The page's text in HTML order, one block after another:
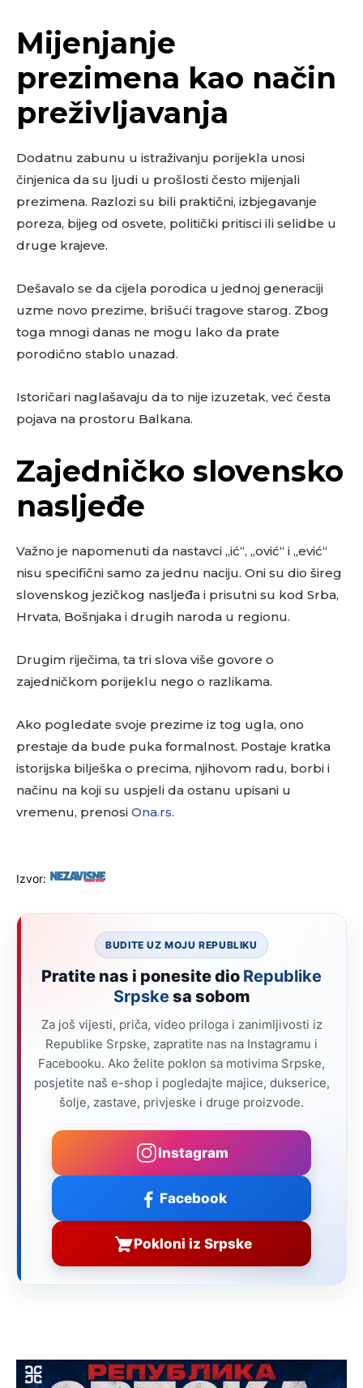
Mijenjanje
prezimena kao način
preživljavanja
Dodatnu zabunu u istraživanju porijekla unosi
činjenica da su ljudi u prošlosti često mijenjali
prezimena. Razlozi su bili praktični, izbjegavanje
poreza, bijeg od osvete, politički pritisci ili selidbe u
druge krajeve.
Dešavalo se da cijela porodica u jednoj generaciji
uzme novo prezime, brišući tragove starog. Zbog
toga mnogi danas ne mogu lako da prate
porodično stablo unazad.
Istoričari naglašavaju da to nije izuzetak, već česta
pojava na prostoru Balkana.
Zajedničko slovensko
nasljeđe
Važno je napomenuti da nastavci „ić“, „ović“ i „ević“
nisu specifični samo za jednu naciju. Oni su dio šireg
slovenskog jezičkog nasljeđa i prisutni su kod Srba,
Hrvata, Bošnjaka i drugih naroda u regionu.
Drugim riječima, ta tri slova više govore o
zajedničkom porijeklu nego o razlikama.
Ako pogledate svoje prezime iz tog ugla, ono
prestaje da bude puka formalnost. Postaje kratka
istorijska bilješka o precima, njihovom radu, borbi i
načinu na koji su uspjeli da ostanu upisani u
vremenu, prenosi Ona.rs.
Izvor:
BUDITE UZ MOJU REPUBLIKU
Pratite nas i ponesite dio Republike
Srpskesa sobom
Za još vijesti, priča, video priloga i zanimljivosti iz
Republike Srpske, zapratite nas na Instagramu i
Facebooku. Ako želite poklon sa motivima Srpske,
posjetite naš e-shop i pogledajte majice, dukserice,
šolje, zastave, privjeske i druge proizvode.
Instagram
Facebook
Pokloni iz Srpske